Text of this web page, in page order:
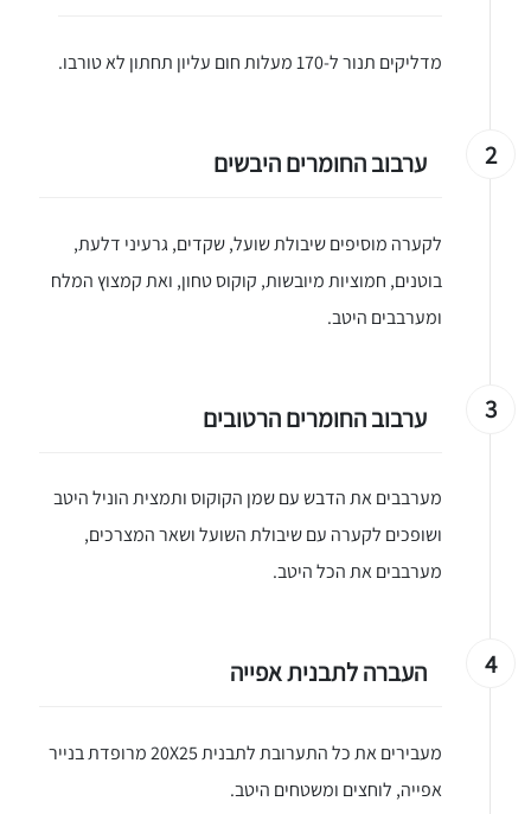
מדליקים תנור ל-170 מעלות חום עליון תחתון לא טורבו.
2 ערבוב החומרים היבשים
לקערה מוסיפים שיבולת שועל, שקדים, גרעיני דלעת,
בוטנים, חמוציות מיובשות, קוקוס טחון, ואת קמצוץ המלח
ומערבבים היטב.
3 ערבוב החומרים הרטובים
מערבבים את הדבש עם שמן הקוקוס ותמצית הוניל היטב
ושופכים לקערה עם שיבולת השועל ושאר המצרכים,
מערבבים את הכל היטב.
4 העברה לתבנית אפייה
מעבירים את כל התערובת לתבנית 20X25 מרופדת בנייר
אפייה, לוחצים ומשטחים היטב.